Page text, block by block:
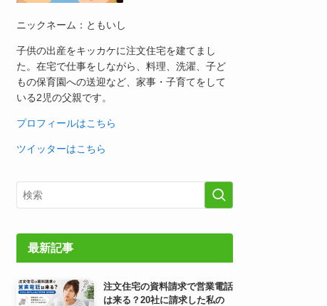
ニックネーム：ともいし
子供の出産をキッカケに注文住宅を建てまし
た。在宅で仕事をしながら、料理、洗濯、子ど
もの保育園への送迎など、家事・子育てをして
いる2児の父親です。
プロフィールはこちら
ツイッターはこちら
最新記事
注文住宅の資料請求で営業電話
は来る？20社に請求した私の